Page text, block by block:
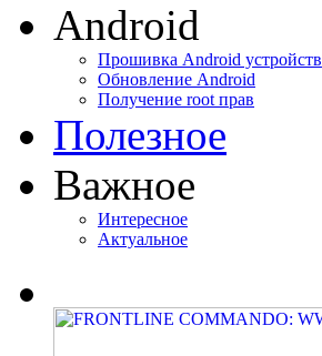
Android
Прошивка Android устройств
Обновление Android
Получение root прав
Полезное
Важное
Интересное
Актуальное